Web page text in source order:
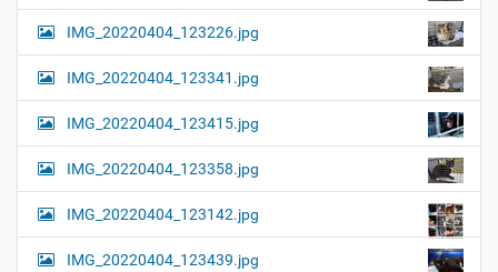
e
…
IMG_20220404_123226.jpg
IMG_20220404_123341.jpg
IMG_20220404_123415.jpg
IMG_20220404_123358.jpg
IMG_20220404_123142.jpg
IMG_20220404_123439.jpg